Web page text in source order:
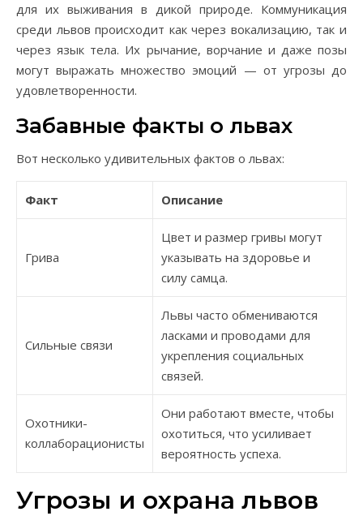
для их выживания в дикой природе. Коммуникация
среди львов происходит как через вокализацию, так и
через язык тела. Их рычание, ворчание и даже позы
могут выражать множество эмоций — от угрозы до
удовлетворенности.
Забавные факты о львах
Вот несколько удивительных фактов о львах:
Факт Описание
Грива
Цвет и размер гривы могут
указывать на здоровье и
силу самца.
Сильные связи
Львы часто обмениваются
ласками и проводами для
укрепления социальных
связей.
Охотники-
коллаборационисты
Они работают вместе, чтобы
охотиться, что усиливает
вероятность успеха.
Угрозы и охрана львов